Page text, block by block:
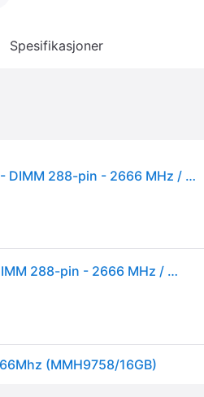
Spesifikasjoner
CoreParts DDR4 - modul - 16 GB - DIMM 288-pin - 2666 MHz / PC4-21300 - ikke-bufret (MMH9758/16GB)
CoreParts DDR4 - modul - 16 GB - DIMM 288-pin - 2666 MHz / PC4-21300 - ikke-bufret (MMH9758/16GB)
(MMH9758/16GB)